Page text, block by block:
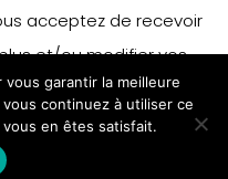
acceptez de recevoir
et/ou modifier vos
merci de vous référer
Accepter
garantir la meilleure
continuez à utiliser ce
en êtes satisfait.